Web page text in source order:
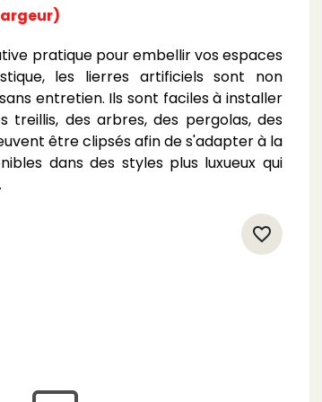
pratique pour embellir vos espaces
les lierres artificiels sont non
entretien. Ils sont faciles à installer
des arbres, des pergolas, des
être clipsés afin de s'adapter à la
dans des styles plus luxueux qui
favorite_border